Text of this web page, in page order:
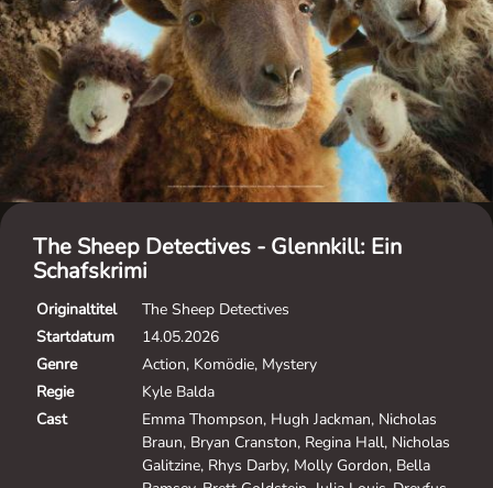
The Sheep Detectives - Glennkill: Ein
Schafskrimi
Originaltitel
The Sheep Detectives
Startdatum
14.05.2026
Genre
Action, Komödie, Mystery
Regie
Kyle Balda
Cast
Emma Thompson, Hugh Jackman, Nicholas
Braun, Bryan Cranston, Regina Hall, Nicholas
Galitzine, Rhys Darby, Molly Gordon, Bella